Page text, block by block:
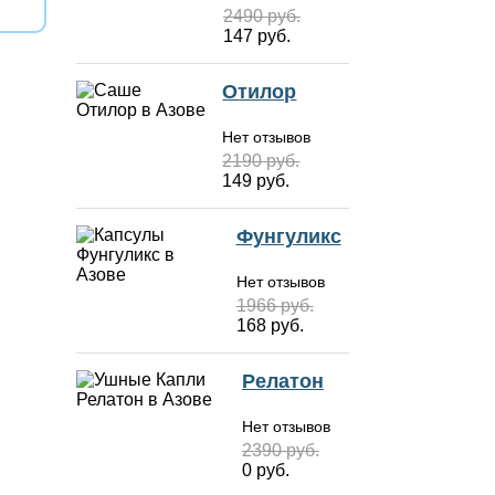
2490 руб.
147 руб.
Отилор
Нет отзывов
2190 руб.
149 руб.
Фунгуликс
Нет отзывов
1966 руб.
168 руб.
Релатон
Нет отзывов
2390 руб.
0 руб.